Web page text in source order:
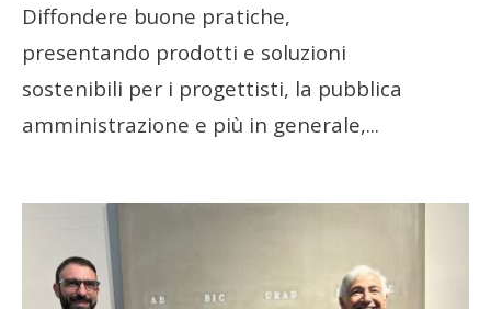
Diffondere buone pratiche,
presentando prodotti e soluzioni
sostenibili per i progettisti, la pubblica
amministrazione e più in generale,...